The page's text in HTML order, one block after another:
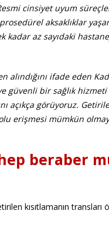
cinsiyet uyum
aksaklıklar
kadar az sayıdaki
alındığını ifade eden
güvenli bir sağlık
açıkça görüyoruz.
erişmesi mümkün
beraber
kısıtlamanın